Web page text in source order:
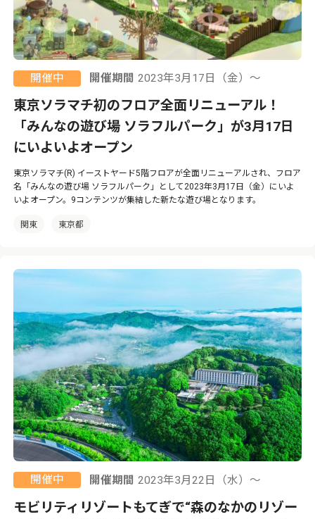
開催中 開催期間 2023年3月17日（金）〜
東京ソラマチ初のフロア全面リニューアル！
「みんなの遊び場 ソラフルパーク」が3月17日
にいよいよオープン
東京ソラマチ(R) イーストヤード5階フロアが全面リニューアルされ、フロア
名「みんなの遊び場 ソラフルパーク」として2023年3月17日（金）にいよ
いよオープン。9コンテンツが集結した新たな遊び場となります。
関東 東京都
開催中 開催期間 2023年3月22日（水）〜
モビリティリゾートもてぎで“森のなかのリゾー